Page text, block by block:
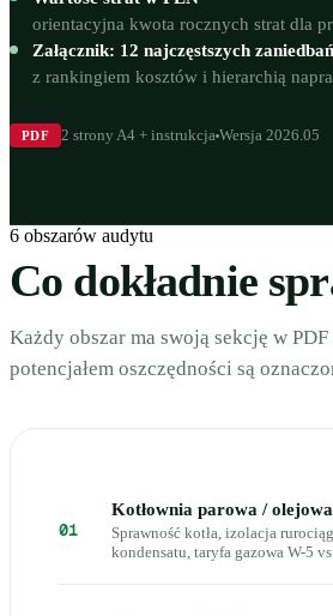
orientacyjna kwota rocznych strat dla
Załącznik: 12 najczęstszych zaniedbań
z rankingiem kosztów i hierarchią
PDF 2 strony A4 + instrukcja Wersja 2026.05
6 obszarów audytu
Co dokładnie
Każdy obszar ma swoją sekcję w
potencjałem oszczędności są
01
Kotłownia parowa / olejowa
Sprawność kotła, izolacja
kondensatu, taryfa gazowa W-5